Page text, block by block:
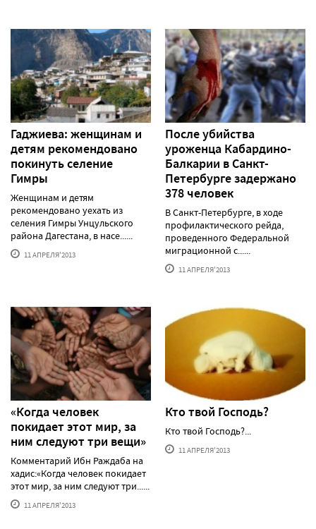
Гаджиева: женщинам и
детям рекомендовано
покинуть селение
Гимры
Женщинам и детям
рекомендовано уехать из
селения Гимры Унцульского
района Дагестана, в насе......
11 АПРЕЛЯ'2013
После убийства
уроженца Кабардино-
Балкарии в Санкт-
Петербурге задержано
378 человек
В Санкт-Петербурге, в ходе
профилактического рейда,
проведенного Федеральной
миграционной с......
11 АПРЕЛЯ'2013
«Когда человек
покидает этот мир, за
ним следуют три вещи»
Комментарий Ибн Раждаба на
хадис:«Когда человек покидает
этот мир, за ним следуют три......
11 АПРЕЛЯ'2013
Кто твой Господь?
Кто твой Господь?...
11 АПРЕЛЯ'2013